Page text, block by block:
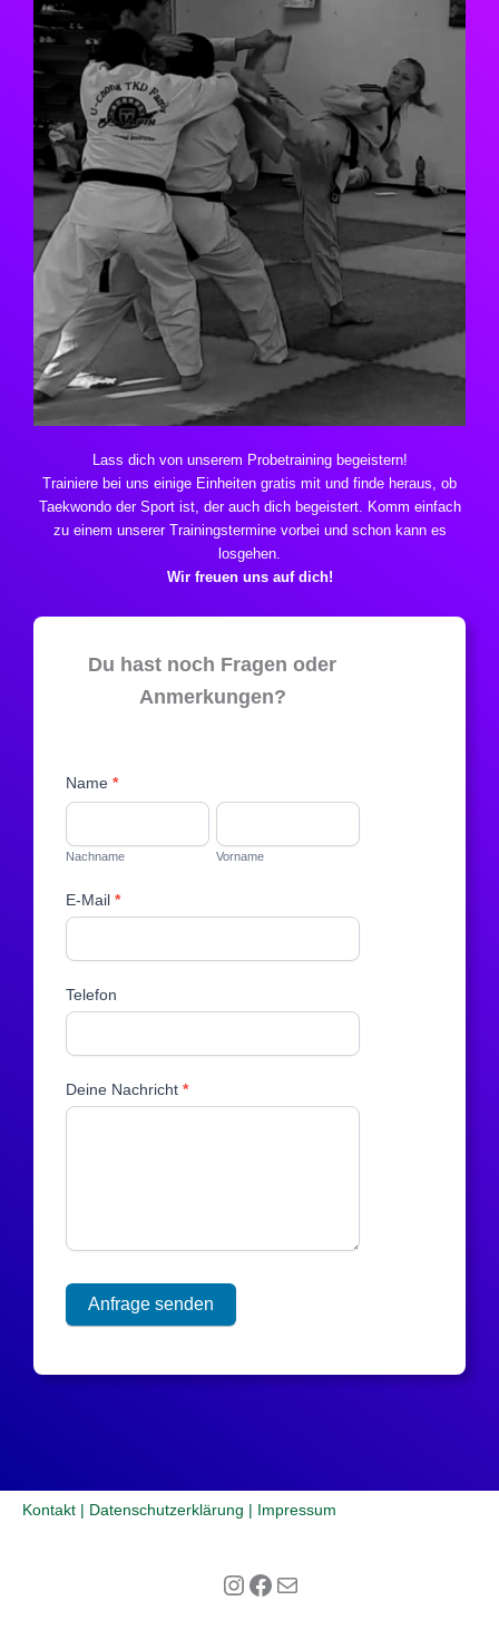
Lass dich von unserem Probetraining begeistern!
Trainiere bei uns einige Einheiten gratis mit und finde heraus, ob
Taekwondo der Sport ist, der auch dich begeistert. Komm einfach
zu einem unserer Trainingstermine vorbei und schon kann es
losgehen.
Wir freuen uns auf dich!
t
Du hast noch Fragen oder
Anmerkungen?
Name *
N
c
n
a
Nachname
V
r
m
Vorname
E-Mail *
Telefon
Deine Nachricht *
Anfrage senden
Kontakt | Datenschutzerklärung | Impressum
Instagram Facebook E-Mail